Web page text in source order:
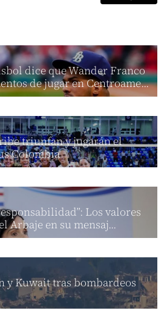
dice que Wander Franco
de jugar en Centroame...
triunfan y jugarán el
Colombia
Los valores
Arbaje en su mensaj...
y Kuwait tras bombardeos